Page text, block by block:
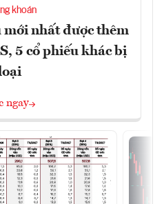
khoán
mới nhất được thêm
5 cổ phiếu khác bị
ngay